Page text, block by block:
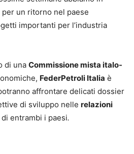
un ritorno nel paese
importanti per l’industria
di una Commissione mista italo-
FederPetroli Italia è
affrontare delicati dossier
di sviluppo nelle relazioni
di entrambi i paesi.